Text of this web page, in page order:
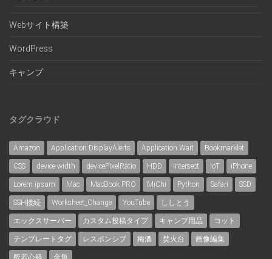
Webサイト構築
WordPress
キャンプ
タグクラウド
Amazon Application.DisplayAlerts Application.Wait Bookmarklet
CSS device-width devicePixelRatio HDD Intersect IoT iPhone
Lorem ipsum Mac MacBook PRO MiChi Python Safari SSD
SSH接続 Worksheet_Change YouTube ししとう
エックスサーバー カスタム投稿タイプ キャンプ用品 コット
テンプレートタグ レスポンシブ 梅酒 焚火台 画像編集
般若心経 金魚